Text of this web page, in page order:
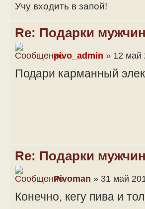
Учу входить в запой!
Re: Подарки
pivo_admin » 12 май
Подари карманный
Re: Подарки
Pivoman » 31 май
Конечно, кегу пива и